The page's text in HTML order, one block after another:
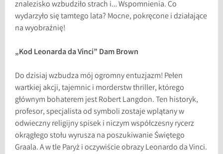
znalezisko wzbudziło strach i… Wspomnienia. Co
wydarzyło się tamtego lata? Mocne, pokręcone i działające
na wyobraźnię!
„Kod Leonarda da Vinci” Dam Brown
Do dzisiaj wzbudza mój ogromny entuzjazm! Pełen
wartkiej akcji, tajemnic i morderstw thriller, którego
głównym bohaterem jest Robert Langdon. Ten historyk,
profesor, specjalista od symboli zostaje wplątany w
odwieczny religijny spisek i niczym współczesny rycerz
okrągłego stołu wyrusza na poszukiwanie Świętego
Graala. A w tle Paryż i oczywiście obrazy Leonardo da Vinci.